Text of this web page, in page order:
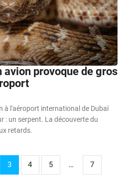
avion provoque de gros
à l'aéroport international de Dubaï
: un serpent. La découverte du
retards.
3 4 5 … 7